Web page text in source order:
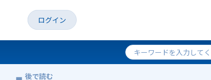
ログイン
後で読む